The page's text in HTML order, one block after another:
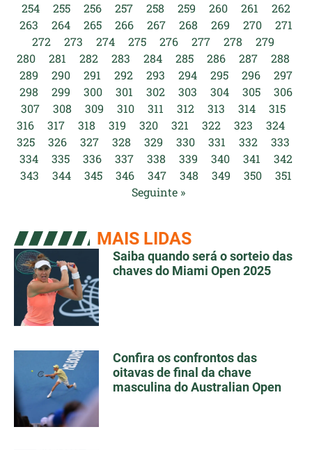
254
255 256 257 258 259 260 261
262
263
264 265 266 267 268 269 270
271
272
273 274 275 276 277 278
279
280
281 282 283 284 285 286 287
288
289
290 291 292 293 294 295 296
297
298
299 300 301 302 303 304 305
306
307
308 309 310 311 312 313 314
315
316
317 318 319 320 321 322 323
324
325
326 327 328 329 330 331 332
333
334
335 336 337 338 339 340 341
342
343
344 345 346 347 348 349 350
351
Seguinte »
MAIS LIDAS
Saiba quando será o sorteio das
chaves do Miami Open 2025
Confira os confrontos das
oitavas de final da chave
masculina do Australian Open